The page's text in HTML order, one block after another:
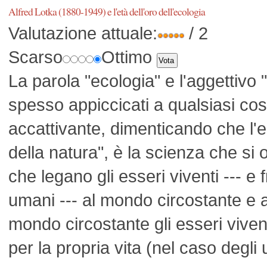
Alfred Lotka (1880-1949) e l'età dell'oro dell'ecologia
Valutazione attuale:
/ 2
Scarso
Ottimo
La parola "ecologia" e l'aggettivo
spesso appiccicati a qualsiasi
accattivante, dimenticando che
della natura", è la scienza che si
che legano gli esseri viventi --- e
umani --- al mondo circostante e
mondo circostante gli esseri
per la propria vita (nel caso degli